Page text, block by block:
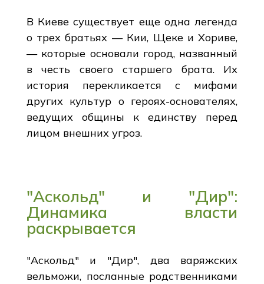
В Киеве существует еще одна легенда
о трех братьях — Кии, Щеке и Хориве,
— которые основали город, названный
в честь своего старшего брата. Их
история перекликается с мифами
других культур о героях-основателях,
ведущих общины к единству перед
лицом внешних угроз.
"Аскольд" и "Дир":
Динамика власти
раскрывается
"Аскольд" и "Дир", два варяжских
вельможи, посланные родственниками